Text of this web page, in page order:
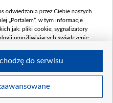
180 mln, 8
000,00 PLN
S. A. w likwidacji
odwiedzania przez Ciebie naszych
„Portalem”, w tym informacje
jak: pliki cookie, sygnalizatory
umożliwiających świadczenie
odwiedzania przez Ciebie
do serwisu